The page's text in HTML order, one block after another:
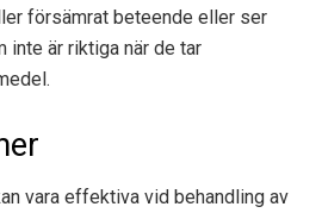
försämrat beteende eller ser
inte är riktiga när de tar
vara effektiva vid behandling av